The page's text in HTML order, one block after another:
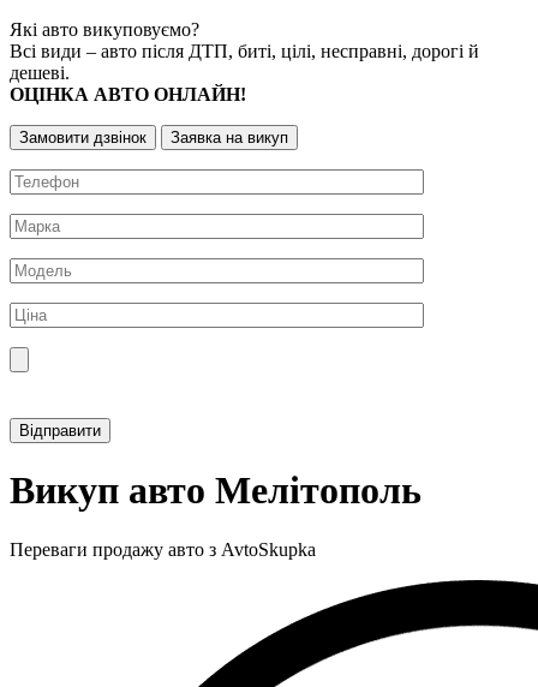
Які авто викуповуємо?
Всі види – авто після ДТП, биті, цілі, несправні, дорогі й
дешеві.
ОЦІНКА АВТО ОНЛАЙН!
Замовити дзвінок Заявка на викуп
Викуп авто Мелітополь
Переваги продажу авто з AvtoSkupka